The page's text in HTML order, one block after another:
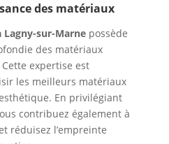
des matériaux
Lagny-sur-Marnepossède
des matériaux
expertise est
les meilleurs matériaux
En privilégiant
contribuez également à
réduisez l’empreinte